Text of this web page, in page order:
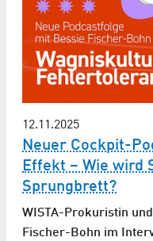
12.11.2025
Neuer Cockpit-
Effekt – Wie wird
Sprungbrett?
WISTA-Prokuristin
Fischer-Bohn im